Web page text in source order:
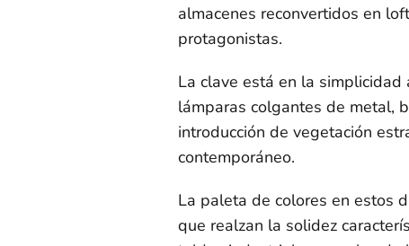
almacenes reconvertidos en
protagonistas.
La clave está en la
lámparas colgantes de metal,
introducción de vegetación
contemporáneo.
La paleta de colores en estos
que realzan la solidez